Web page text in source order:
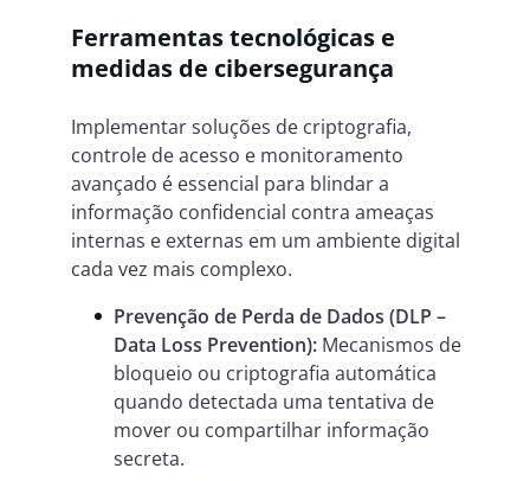
Ferramentas tecnológicas e
medidas de cibersegurança
Implementar soluções de criptografia,
controle de acesso e monitoramento
avançado é essencial para blindar a
informação confidencial contra ameaças
internas e externas em um ambiente digital
cada vez mais complexo.
Prevenção de Perda de Dados (DLP –
Data Loss Prevention): Mecanismos de
bloqueio ou criptografia automática
quando detectada uma tentativa de
mover ou compartilhar informação
secreta.